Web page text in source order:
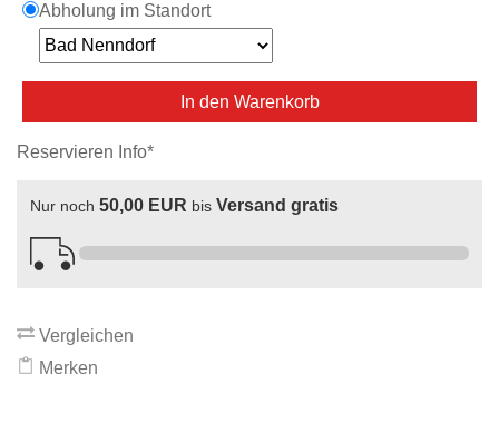
Abholung im Standort
In den Warenkorb
Reservieren Info*
Nur noch 50,00 EUR bis Versand gratis
Vergleichen
Merken